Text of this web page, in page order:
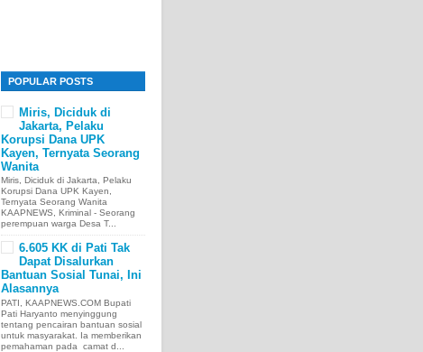
POPULAR POSTS
Miris, Diciduk di
Jakarta, Pelaku
Korupsi Dana UPK
Kayen, Ternyata Seorang
Wanita
Miris, Diciduk di Jakarta, Pelaku
Korupsi Dana UPK Kayen,
Ternyata Seorang Wanita
KAAPNEWS, Kriminal - Seorang
perempuan warga Desa T...
6.605 KK di Pati Tak
Dapat Disalurkan
Bantuan Sosial Tunai, Ini
Alasannya
PATI, KAAPNEWS.COM Bupati
Pati Haryanto menyinggung
tentang pencairan bantuan sosial
untuk masyarakat. Ia memberikan
pemahaman pada camat d...